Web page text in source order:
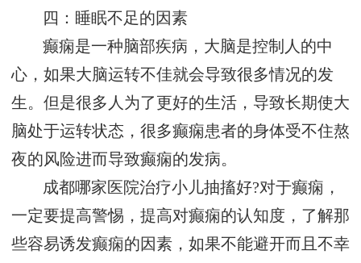
四：睡眠不足的因素
癫痫是一种脑部疾病，大脑是控制人的中
心，如果大脑运转不佳就会导致很多情况的发
生。但是很多人为了更好的生活，导致长期使大
脑处于运转状态，很多癫痫患者的身体受不住熬
夜的风险进而导致癫痫的发病。
成都哪家医院治疗小儿抽搐好?对于癫痫，
一定要提高警惕，提高对癫痫的认知度，了解那
些容易诱发癫痫的因素，如果不能避开而且不幸